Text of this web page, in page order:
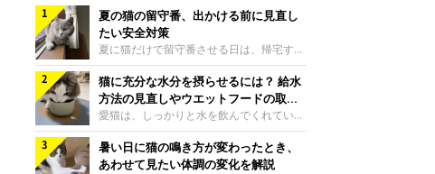
夏の猫の留守番、出かける前に見直し
たい安全対策
夏に猫だけで留守番させる日は、帰宅する
まで部屋が暑くなりすぎないか、水は足り
るかと気になる飼い主さんもいるでしょ
う。家の中なら安全と思っていても、日中
は室温が急に上がることがあります。留守
中の暑さから猫を守るために準備したいこ
とや、帰宅後に見たいサインなどについ
て、ねこのきもち獣医師相談室の岡本りさ
猫に充分な水分を摂らせるには？ 給水
方法の見直しやウエットフードの取り
入れ方を解説
愛猫は、しっかりと水を飲んでくれていま
すか？ 夏場はエアコンで室内が涼しいこ
ともあり、猫があまり水を飲まないこと
も。積極的に水分を摂らせるためには、給
暑い日に猫の鳴き方が変わったとき、
あわせて見たい体調の変化を解説